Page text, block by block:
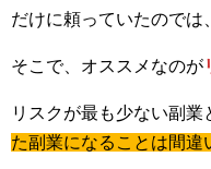
だけに頼っていたのでは
そこで、オススメなのが
リスクが最も少ない副業
た副業になることは間違